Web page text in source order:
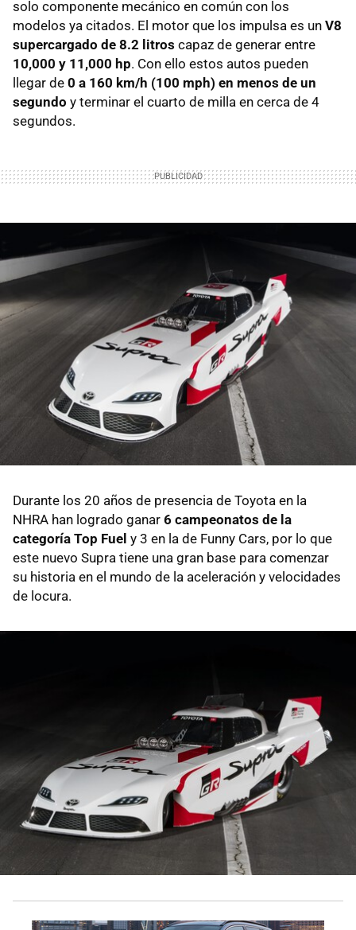
solo componente mecánico en común con los
modelos ya citados. El motor que los impulsa es un V8
supercargado de 8.2 litros capaz de generar entre
10,000 y 11,000 hp. Con ello estos autos pueden
llegar de 0 a 160 km/h (100 mph) en menos de un
segundo y terminar el cuarto de milla en cerca de 4
segundos.
Durante los 20 años de presencia de Toyota en la
NHRA han logrado ganar 6 campeonatos de la
categoría Top Fuel y 3 en la de Funny Cars, por lo que
este nuevo Supra tiene una gran base para comenzar
su historia en el mundo de la aceleración y velocidades
de locura.